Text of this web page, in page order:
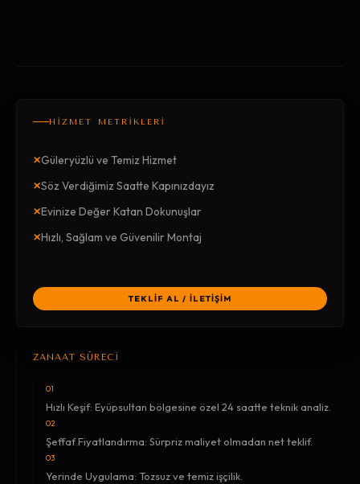
HİZMET METRİKLERİ
×Güleryüzlü ve Temiz Hizmet
×Söz Verdiğimiz Saatte Kapınızdayız
×Evinize Değer Katan Dokunuşlar
×Hızlı, Sağlam ve Güvenilir Montaj
TEKLİF AL / İLETİŞİM
ZANAAT SÜRECİ
01
Hızlı Keşif: Eyüpsultan bölgesine özel 24 saatte teknik analiz.
02
Şeffaf Fiyatlandırma: Sürpriz maliyet olmadan net teklif.
03
Yerinde Uygulama: Tozsuz ve temiz işçilik.